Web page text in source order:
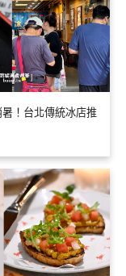
！台北傳統冰店推